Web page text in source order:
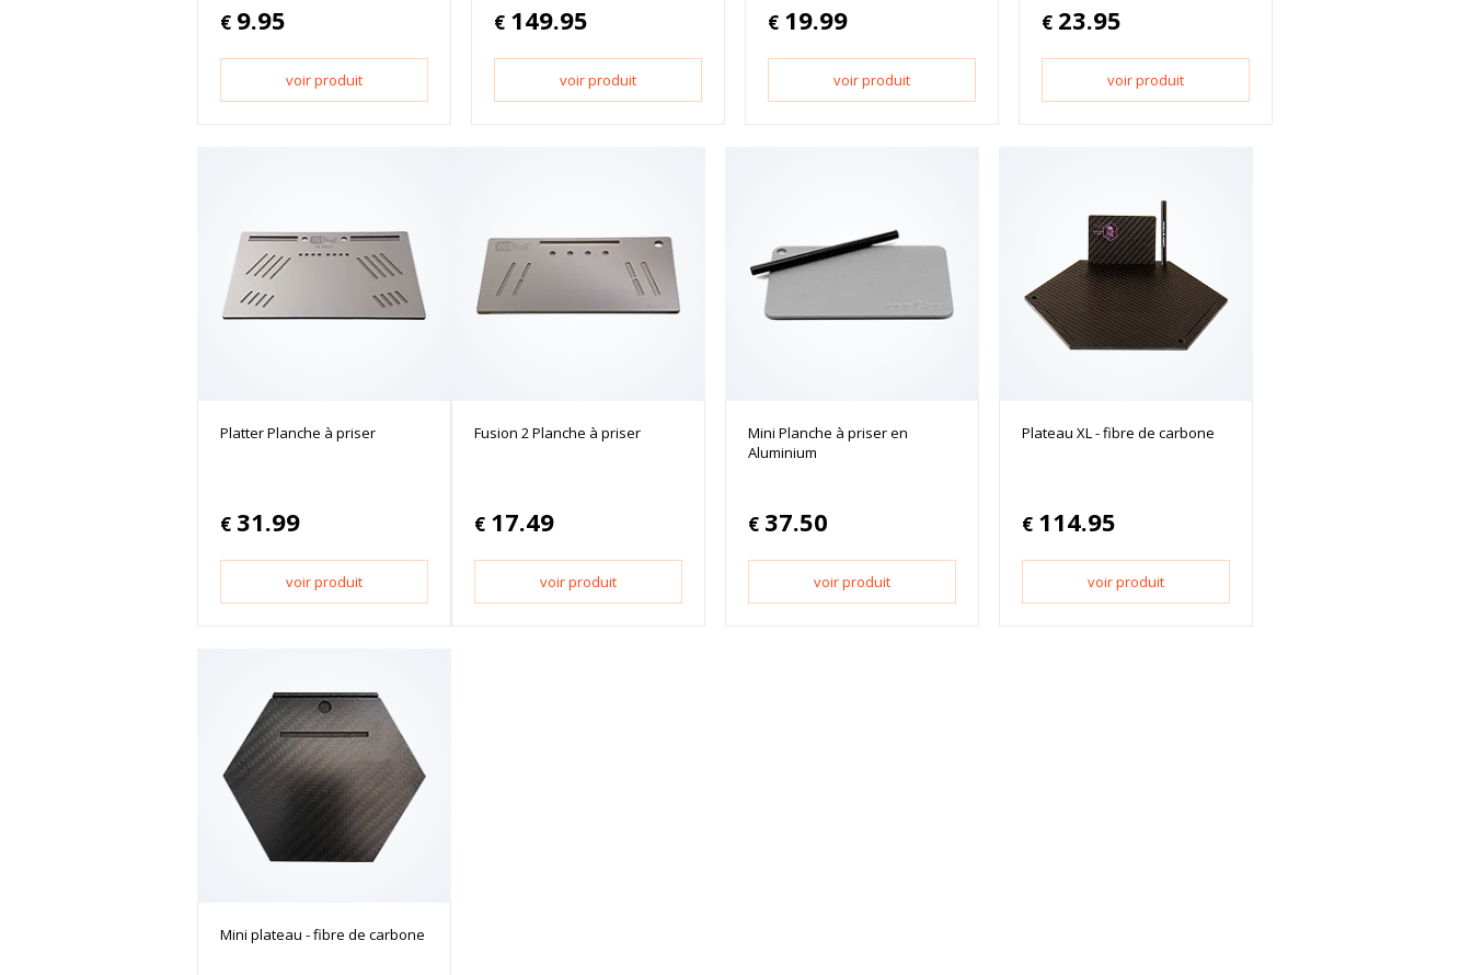
€ 9.95
voir produit
€ 149.95
voir produit
€ 19.99
voir produit
€ 23.95
voir produit
Platter Planche à priser
€ 31.99
voir produit
Fusion 2 Planche à priser
€ 17.49
voir produit
Mini Planche à priser en
Aluminium
€ 37.50
voir produit
Plateau XL - fibre de carbone
€ 114.95
voir produit
Mini plateau - fibre de carbone